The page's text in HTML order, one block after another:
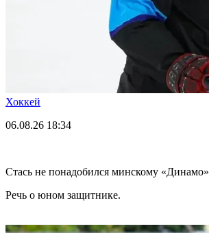
Хоккей
06.08.26 18:34
Стась не понадобился минскому «Динамо»
Речь о юном защитнике.